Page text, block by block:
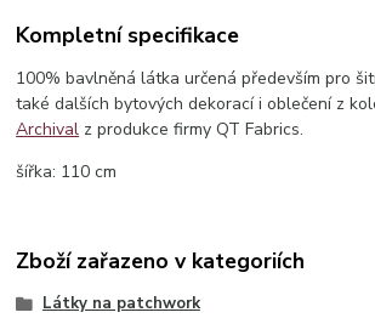
Kompletní specifikace
100% bavlněná látka určená především pro
také dalších bytových dekorací i oblečení z
Archival z produkce firmy QT Fabrics.
šířka: 110 cm
Zboží zařazeno v kategoriích
Látky na patchwork